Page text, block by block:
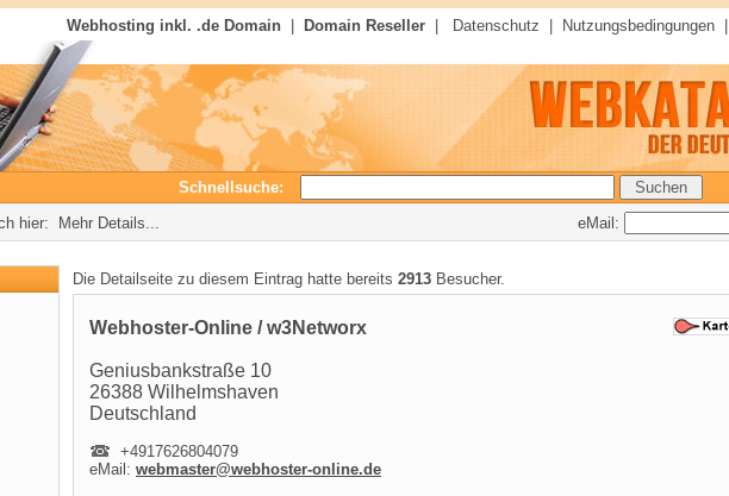
Webhosting inkl. .de Domain Domain Reseller Datenschutz Nutzungsbedingungen
Schnellsuche:
hier: Mehr Details...
eMail:
Die Detailseite zu diesem Eintrag hatte bereits 2913 Besucher.
Webhoster-Online / w3Networx
Geniusbankstraße 10
26388 Wilhelmshaven
Deutschland
+4917626804079
eMail: webmaster@webhoster-online.de